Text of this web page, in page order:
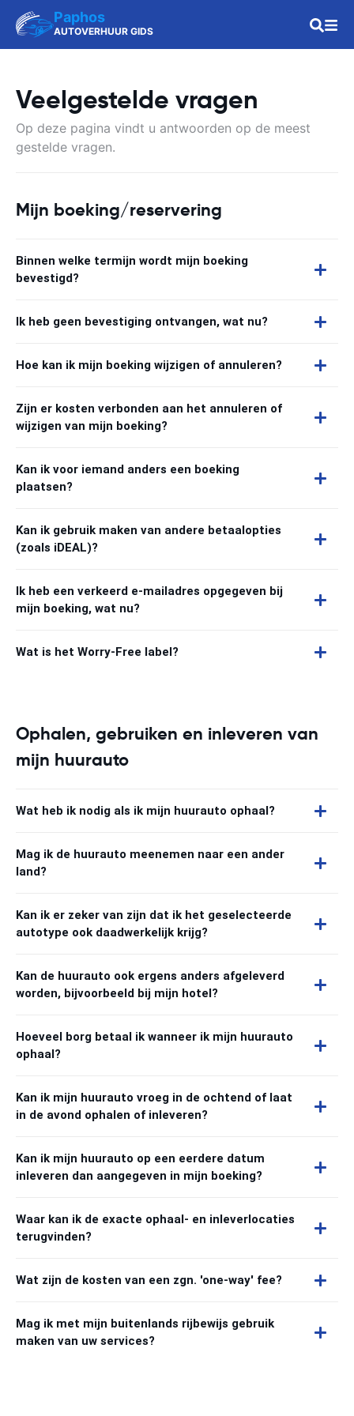
Paphos
AUTOVERHUUR GIDS
Veelgestelde vragen
Op deze pagina vindt u antwoorden op de meest
gestelde vragen.
Mijn boeking/reservering
Binnen welke termijn wordt mijn boeking
bevestigd?
Ik heb geen bevestiging ontvangen, wat nu?
Hoe kan ik mijn boeking wijzigen of annuleren?
Zijn er kosten verbonden aan het annuleren of
wijzigen van mijn boeking?
Kan ik voor iemand anders een boeking
plaatsen?
Kan ik gebruik maken van andere betaalopties
(zoals iDEAL)?
Ik heb een verkeerd e-mailadres opgegeven bij
mijn boeking, wat nu?
Wat is het Worry-Free label?
Ophalen, gebruiken en inleveren van
mijn huurauto
Wat heb ik nodig als ik mijn huurauto ophaal?
Mag ik de huurauto meenemen naar een ander
land?
Kan ik er zeker van zijn dat ik het geselecteerde
autotype ook daadwerkelijk krijg?
Kan de huurauto ook ergens anders afgeleverd
worden, bijvoorbeeld bij mijn hotel?
Hoeveel borg betaal ik wanneer ik mijn huurauto
ophaal?
Kan ik mijn huurauto vroeg in de ochtend of laat
in de avond ophalen of inleveren?
Kan ik mijn huurauto op een eerdere datum
inleveren dan aangegeven in mijn boeking?
Waar kan ik de exacte ophaal- en inleverlocaties
terugvinden?
Wat zijn de kosten van een zgn. 'one-way' fee?
Mag ik met mijn buitenlands rijbewijs gebruik
maken van uw services?